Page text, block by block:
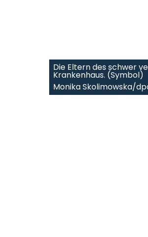
Die Eltern des schwer
Krankenhaus. (Symbol)
Monika Skolimowska/